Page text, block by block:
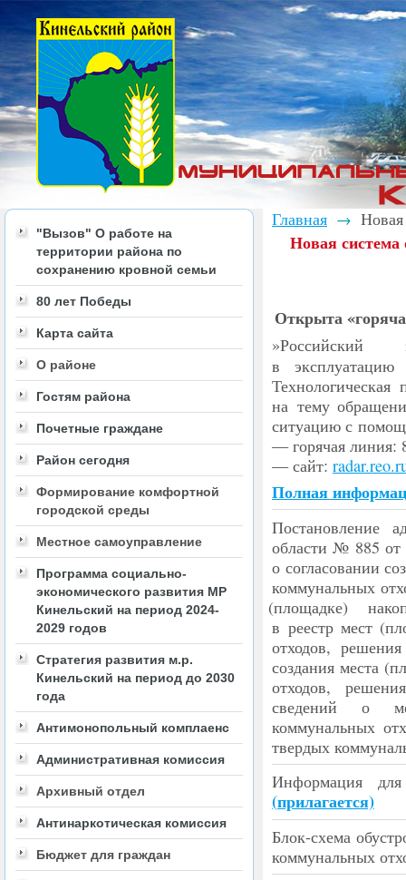
"Вызов" О работе на
территории района по
сохранению кровной семьи
80 лет Победы
Карта сайта
О районе
Гостям района
Почетные граждане
Район сегодня
Формирование комфортной
городской среды
Местное самоуправление
Программа социально-
экономического развития МР
Кинельский на период 2024-
2029 годов
Стратегия развития м.р.
Кинельский на период до 2030
года
Антимонопольный комплаенс
Административная комиссия
Архивный отдел
Антинаркотическая комиссия
Бюджет для граждан
Главная →
Новая
Открыта «
»Российский
в эксплуатацию
на тему
ситуацию с
— горячая линия:
— сайт:
Полная
Постановление
области № 885 от
о согласовании
коммунальных
(площадке)
в реестр мест (
отходов,
создания места (
отходов,
сведений о
коммунальных
твердых
Информация
(прилагается)
Блок-схема
коммунальных